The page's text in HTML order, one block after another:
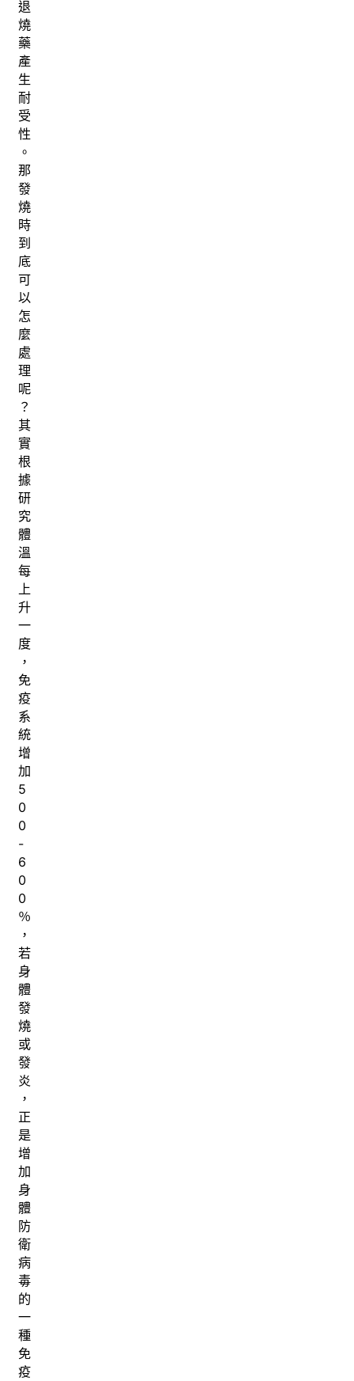
退
燒
藥
產
生
耐
受
性
。
那
發
燒
時
到
底
可
以
怎
麼
處
理
呢
？
其
實
根
據
研
究
體
溫
每
上
升
一
度
，
免
疫
系
統
增
加
5
0
0
-
6
0
0
％
，
若
身
體
發
燒
或
發
炎
，
正
是
增
加
身
體
防
衛
病
毒
的
一
種
免
疫